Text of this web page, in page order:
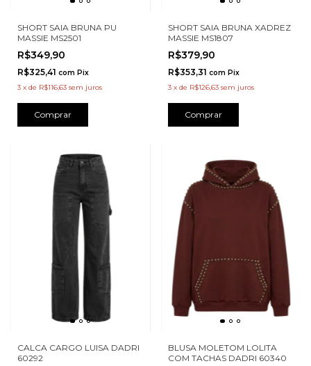
SHORT SAIA BRUNA PU
MASSIE MS2501
R$349,90
R$325,41 com Pix
3 x de R$116,63 sem juros
Comprar
SHORT SAIA BRUNA XADREZ
MASSIE MS1807
R$379,90
R$353,31 com Pix
3 x de R$126,63 sem juros
Comprar
CALCA CARGO LUISA DADRI
60292
BLUSA MOLETOM LOLITA
COM TACHAS DADRI 60340